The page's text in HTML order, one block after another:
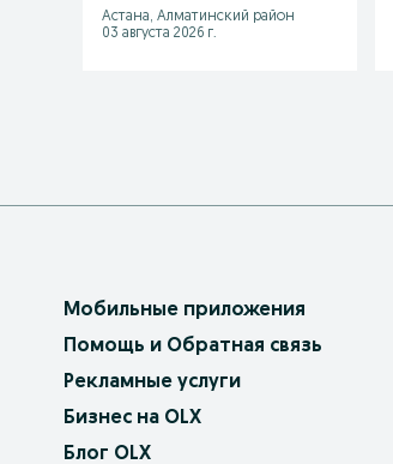
Астана, Алматинский район
03 августа 2026 г.
Мобильные приложения
Помощь и Обратная связь
Рекламные услуги
Бизнес на OLX
Блог OLX